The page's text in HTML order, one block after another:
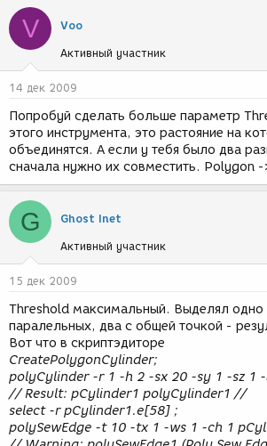
V Voo
Активный участник
14 дек 2009
Попробуй сделать больше параметр
этого инструмента, это растояние на
объединятся. А если у тебя было два
сначала нужно их совместить. Polygon -
G Ghost Inet
Активный участник
15 дек 2009
Threshold максимальный. Выделял одно
паралельных, два с общей точкой -
Вот что в скриптэдиторе
CreatePolygonCylinder;
polyCylinder -r 1 -h 2 -sx 20 -sy 1 -sz 1
// Result: pCylinder1 polyCylinder1 //
select -r pCylinder1.e[58] ;
polySewEdge -t 10 -tx 1 -ws 1 -ch 1